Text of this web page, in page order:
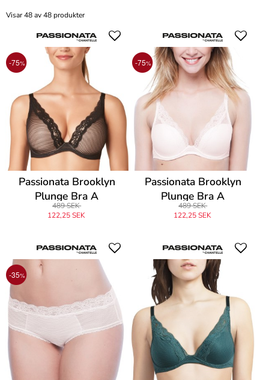
Visar 48 av 48 produkter
-75%
Passionata Brooklyn
Plunge Bra A
489 SEK
122,25 SEK
-75%
Passionata Brooklyn
Plunge Bra A
489 SEK
122,25 SEK
-35%